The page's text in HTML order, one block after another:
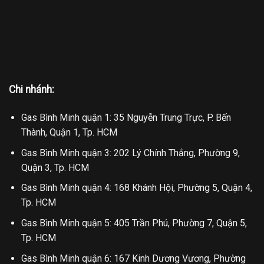
Chi nhánh:
Gas Bình Minh quận 1: 35 Nguyễn Trung Trực, P. Bến
Thành, Quận 1, Tp. HCM
Gas Bình Minh quận 3: 202 Lý Chính Thắng, Phường 9,
Quận 3, Tp. HCM
Gas Bình Minh quận 4: 168 Khánh Hội, Phường 5, Quận 4,
Tp. HCM
Gas Bình Minh quận 5: 405 Trần Phú, Phường 7, Quận 5,
Tp. HCM
Gas Bình Minh quận 6: 167 Kinh Dương Vương, Phường